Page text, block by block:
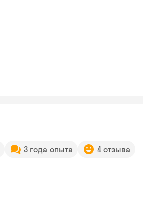
3 года опыта 4 отзыва